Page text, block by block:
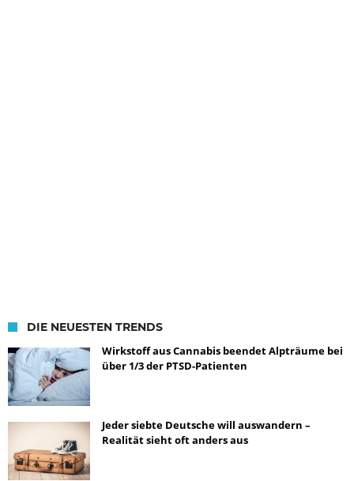
DIE NEUESTEN TRENDS
Wirkstoff aus Cannabis beendet Alpträume bei
über 1/3 der PTSD-Patienten
Jeder siebte Deutsche will auswandern –
Realität sieht oft anders aus